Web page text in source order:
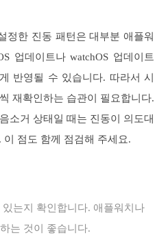
정한 진동 패턴은 대부분 애플워
업데이트나 watchOS 업데이트
반영될 수 있습니다. 따라서 시
재확인하는 습관이 필요합니다.
소거 상태일 때는 진동이 의도대
점도 함께 점검해 주세요.
는지 확인합니다. 애플워치나
는 것이 좋습니다.